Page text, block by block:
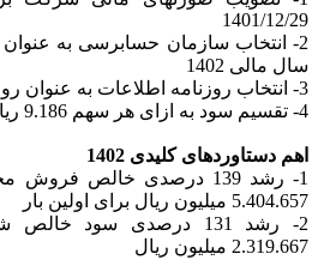
1401/12/29
2- انتخاب سازمان حسابرسی به
سال مالی 1402
3- انتخاب روزنامه اطلاعات به عنوان روزنامه کثیرالانتشار
4- تقسیم سود به ازای هر سهم 9.186 ریال
اهم دستاوردهای کلیدی 1402
1- رشد 139 درصدی خالص
5.404.657 میلیون ریال برای اولین بار
2- رشد 131 درصدی سود
2.319.667 میلیون ریال